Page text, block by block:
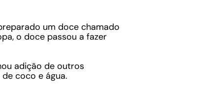
um doce chamado
o doce passou a fazer
adição de outros
coco e água.